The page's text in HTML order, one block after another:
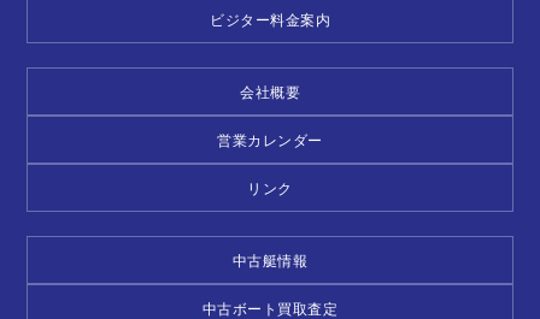
ビジター料金案内
会社概要
営業カレンダー
リンク
中古艇情報
中古ボート買取査定